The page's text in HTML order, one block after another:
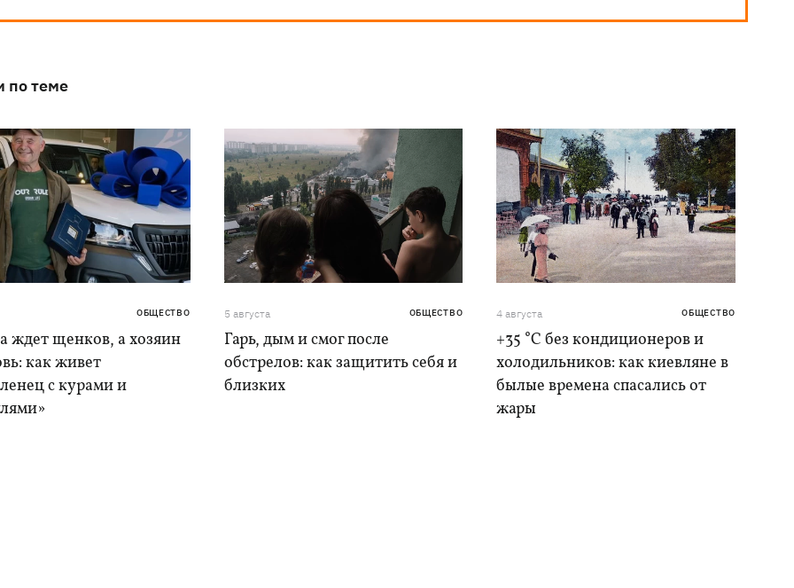
по теме
ОБЩЕСТВО
ждет щенков, а хозяин
как живет
с курами и
5 августа ОБЩЕСТВО
Гарь, дым и смог после
обстрелов: как защитить себя и
близких
4 августа ОБЩЕСТВО
+35 °C без кондиционеров и
холодильников: как киевляне в
былые времена спасались от
жары